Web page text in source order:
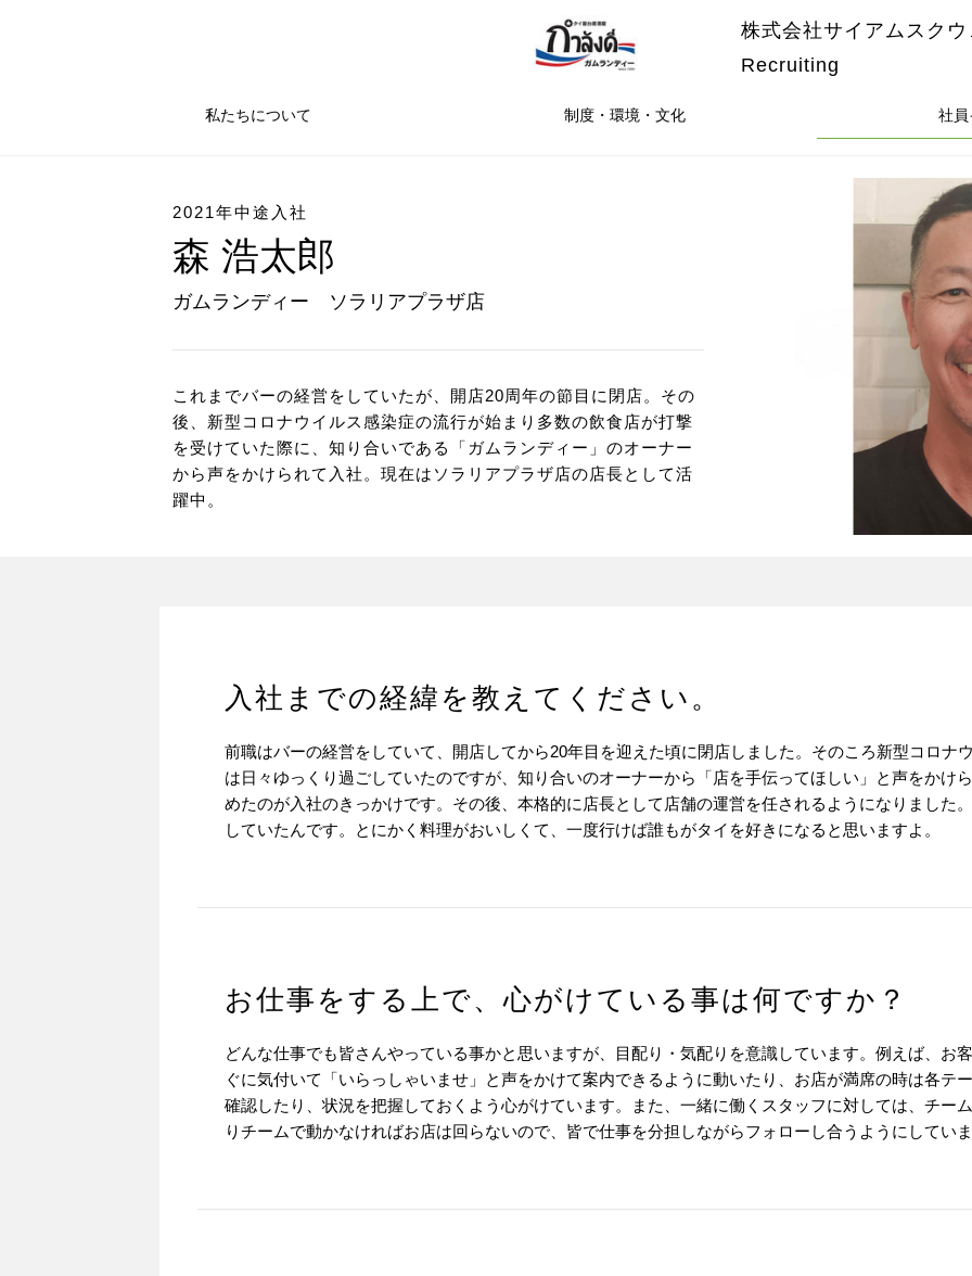
株式会社サイアムスクウ
Recruiting
私たちについて 制度・環境・文化 社員
2021年中途入社
森 浩太郎
ガムランディー ソラリアプラザ店
これまでバーの経営をしていたが、開店20周年の節目に閉店。その
後、新型コロナウイルス感染症の流行が始まり多数の飲食店が打撃
を受けていた際に、知り合いである「ガムランディー」のオーナー
から声をかけられて入社。現在はソラリアプラザ店の店長として活
躍中。
入社までの経緯を教えてください。
前職はバーの経営をしていて、開店してから20年目を迎えた頃に閉店しました。そのころ新型コロナ
は日々ゆっくり過ごしていたのですが、知り合いのオーナーから「店を手伝ってほしい」と声をかけ
めたのが入社のきっかけです。その後、本格的に店長として店舗の運営を任されるようになりました
していたんです。とにかく料理がおいしくて、一度行けば誰もがタイを好きになると思いますよ。
お仕事をする上で、心がけている事は何ですか？
どんな仕事でも皆さんやっている事かと思いますが、目配り・気配りを意識しています。例えば、お
ぐに気付いて「いらっしゃいませ」と声をかけて案内できるように動いたり、お店が満席の時は各テ
確認したり、状況を把握しておくよう心がけています。また、一緒に働くスタッフに対しては、チー
りチームで動かなければお店は回らないので、皆で仕事を分担しながらフォローし合うようにしてい